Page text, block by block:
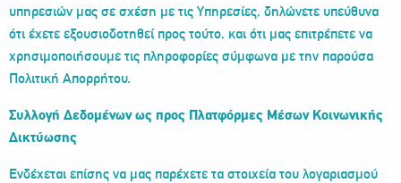
υπηρεσιών μας σε σχέση με τις Υπηρεσίες, δηλώνετε υπεύθυνα
ότι έχετε εξουσιοδοτηθεί προς τούτο, και ότι μας επιτρέπετε να
χρησιμοποιήσουμε τις πληροφορίες σύμφωνα με την παρούσα
Πολιτική Απορρήτου.
Συλλογή Δεδομένων ως προς Πλατφόρμες Μέσων Κοινωνικής
Δικτύωσης
Ενδέχεται επίσης να μας παρέχετε τα στοιχεία του λογαριασμού